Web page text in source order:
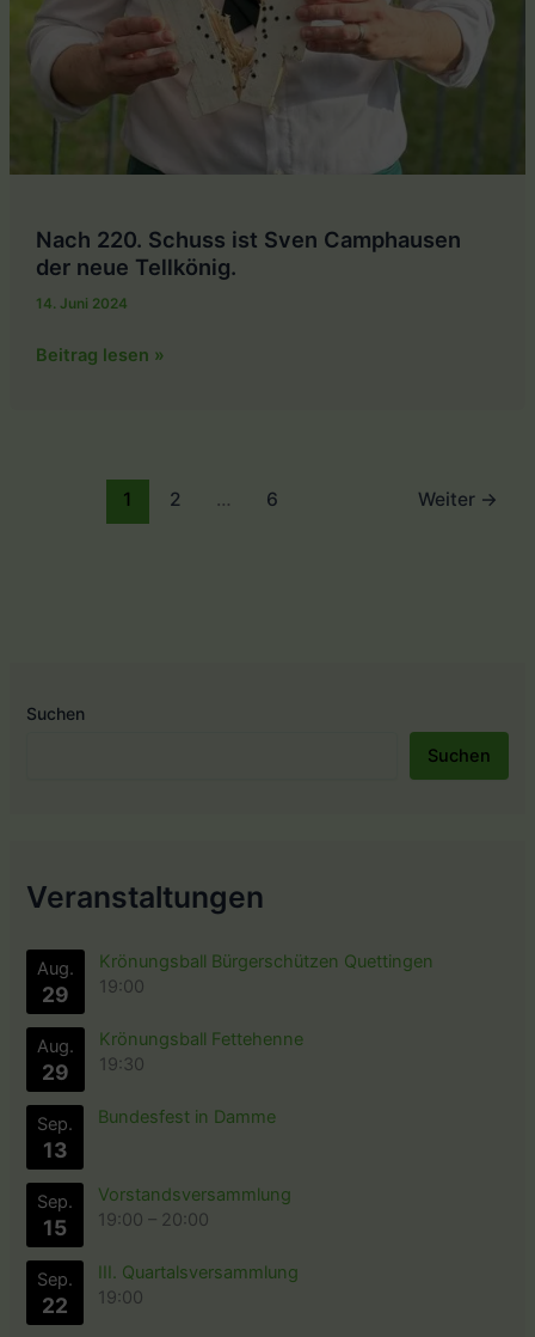
Nach 220. Schuss ist Sven Camphausen
der neue Tellkönig.
14. Juni 2024
Nach
Camphausen
Beitrag lesen »
1 2 … 6 Weiter →
Suchen
Suchen
Veranstaltungen
Aug.
29
Krönungsball Bürgerschützen Quettingen
19:00
Aug.
29
Krönungsball Fettehenne
19:30
Sep.
13
Bundesfest in Damme
Sep.
15
Vorstandsversammlung
19:00 – 20:00
Sep.
22
III. Quartalsversammlung
19:00